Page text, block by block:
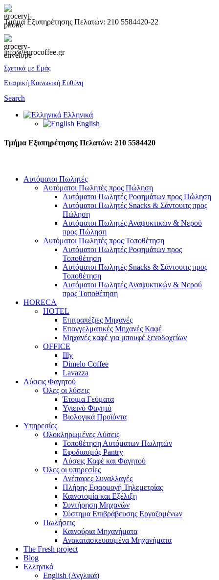
Τμήμα Εξυπηρέτησης Πελατών: 210 5584420-22
info@eurocoffee.gr
Σχετικά με Εμάς
Εταιρική Κοινωνική Ευθύνη
Search
Ελληνικά
English
Τμήμα Εξυπηρέτησης Πελατών: 210 5584420
Αυτόματοι Πωλητές
Αυτόματοι Πωλητές προς Πώληση
Αυτόματοι Πωλητές Ροφημάτων προς Πώληση
Αυτόματοι Πωλητές Snacks & Σάντουιτς προς
Πώληση
Αυτόματοι Πωλητές Αναψυκτικών & Νερού
προς Πώληση
Αυτόματοι Πωλητές προς Τοποθέτηση
Αυτόματοι Πωλητές Ροφημάτων προς
Τοποθέτηση
Αυτόματοι Πωλητές Snacks & Σάντουιτς προς
Τοποθέτηση
Αυτόματοι Πωλητές Αναψυκτικών & Νερού
προς Τοποθέτηση
HORECA
HOTEL
Επιτραπέζιες Μηχανές
Επαγγελματικές Μηχανές Καφέ
Μηχανές καφέ για μπουφέ ξενοδοχείων
OFFICE
Illy
Dimelo Coffee
Lavazza
Λύσεις Φαγητού
Όλες οι λύσεις
Έτοιμα Γεύματα
Υγιεινό Φαγητό
Βιολογικά Προϊόντα
Υπηρεσίες
Ολοκληρωμένες Λύσεις
Τοποθέτηση Αυτόματων Πωλητών
Εφοδιασμός Pantry
Λύσεις Καφέ και Φαγητού
Όλες οι υπηρεσίες
Ανέπαφες Συναλλαγές
Πλήρης Εφαρμογή Τηλεμετρίας
Καινοτομία και Εξέλιξη
Συντήρηση Μηχανών
Σύστημα Επιβράβευσης Εργαζομένων
Πωλήσεις
Καινούρια Μηχανήματα
Ανακατασκευασμένα Μηχανήματα
The Fresh project
Blog
Ελληνικά
English (Αγγλικά)